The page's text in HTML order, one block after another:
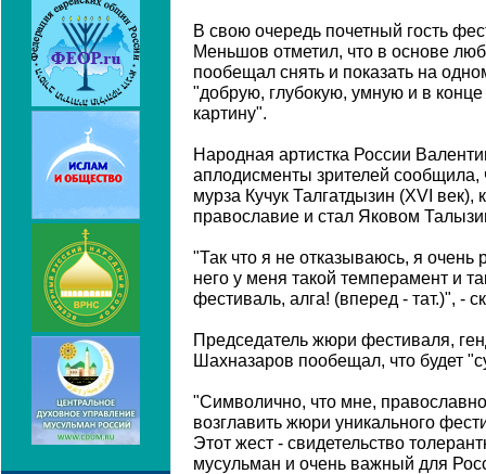
В свою очередь почетный гость
Меньшов отметил, что в основе
пообещал снять и показать на
"добрую, глубокую, умную и в
картину".
Народная артистка России
аплодисменты зрителей сообщила,
мурза Кучук Талгатдызин (XVI
православие и стал Яковом
"Так что я не отказываюсь, я очень
него у меня такой темперамент и
фестиваль, алга! (вперед - тат.)", -
Председатель жюри фестиваля,
Шахназаров пообещал, что будет
"Символично, что мне,
возглавить жюри уникального
Этот жест - свидетельство
мусульман и очень важный для